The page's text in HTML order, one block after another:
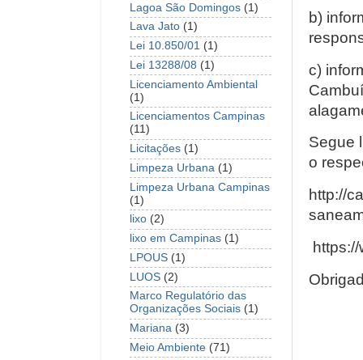
b)
c)
Segue
o
http://
Lagoa São Domingos (1)
Lava Jato (1)
Lei 10.850/01 (1)
Lei 13288/08 (1)
Licenciamento Ambiental
(1)
Licenciamentos Campinas
(11)
Licitações (1)
Limpeza Urbana (1)
Limpeza Urbana Campinas
(1)
lixo (2)
lixo em Campinas (1)
LPOUS (1)
LUOS (2)
Marco Regulatório das
Organizações Sociais (1)
Mariana (3)
Meio Ambiente (71)